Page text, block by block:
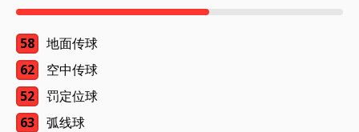
58
地面传球
62
空中传球
52
罚定位球
63
弧线球